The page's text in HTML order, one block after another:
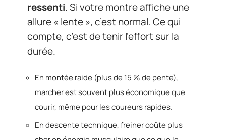
ressenti. Si votre montre affiche une
allure « lente », c’est normal. Ce qui
compte, c’est de tenir l’effort sur la
durée.
En montée raide (plus de 15 % de pente),
marcher est souvent plus économique que
courir, même pour les coureurs rapides.
En descente technique, freiner coûte plus